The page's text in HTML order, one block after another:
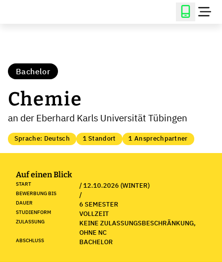
Bachelor
Chemie
an der Eberhard Karls Universität Tübingen
Sprache: Deutsch 1 Standort 1 Ansprechpartner
Auf einen Blick
START / 12.10.2026 (WINTER)
BEWERBUNG BIS /
DAUER 6 SEMESTER
STUDIENFORM VOLLZEIT
ZULASSUNG
KEINE ZULASSUNGSBESCHRÄNKUNG,
OHNE NC
ABSCHLUSS BACHELOR